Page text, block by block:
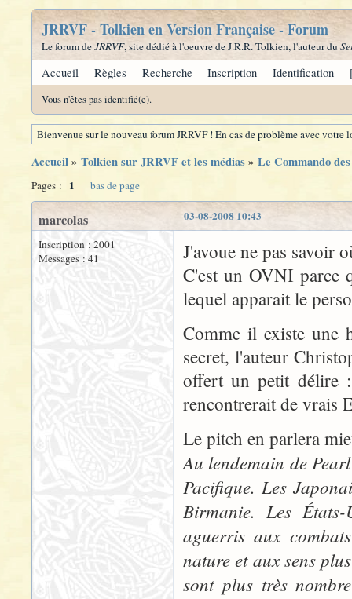
JRRVF - Tolkien en Version Française - Forum
Le forum deJRRVF, site dédié à l'oeuvre de J.R.R. Tolkien, l'auteur du
Accueil Règles Recherche Inscription Identification
Vous n'êtes pas identifié(e).
Bienvenue sur le nouveau forum JRRVF ! En cas de problème avec
Accueil» Tolkien sur JRRVF et les médias» Le Commando
Pages : 1 bas de page
03-08-2008 10:43
marcolas
Inscription : 2001
Messages : 41
J'avoue ne pas savoir
C'est un OVNI parce
lequel apparait le
Comme il existe une
secret, l'auteur
offert un petit délire
rencontrerait de vrais
Le pitch en parlera
Au lendemain de
Pacifique. Les
Birmanie. Les
aguerris aux
nature et aux sens
sont plus très